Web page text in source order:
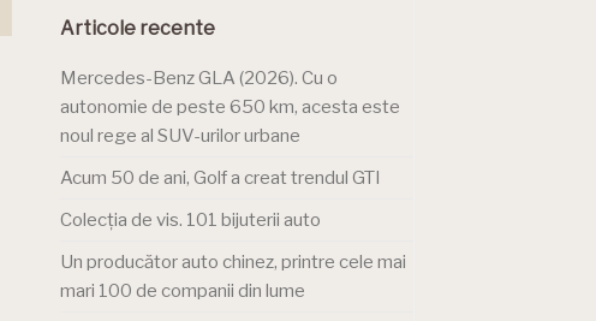
Articole recente
Mercedes-Benz GLA (2026). Cu o
autonomie de peste 650 km, acesta este
noul rege al SUV-urilor urbane
Acum 50 de ani, Golf a creat trendul GTI
Colecția de vis. 101 bijuterii auto
Un producător auto chinez, printre cele mai
mari 100 de companii din lume